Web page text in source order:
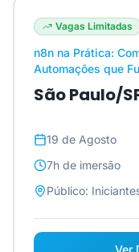
Vagas Limitadas
n8n na Prática:
Automações que
São Paulo/
19 de Agosto
7h de imersão
Público:
Ver